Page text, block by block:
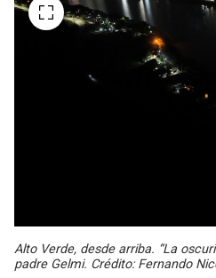
Alto Verde, desde arriba. “La
padre Gelmi. Crédito: Fernando